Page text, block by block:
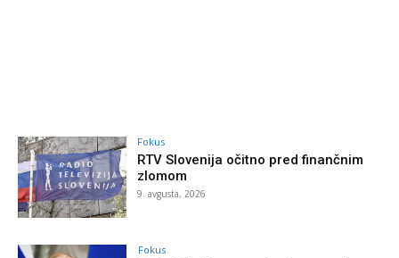
Fokus
RTV Slovenija očitno pred finančnim
zlomom
9. avgusta, 2026
Fokus